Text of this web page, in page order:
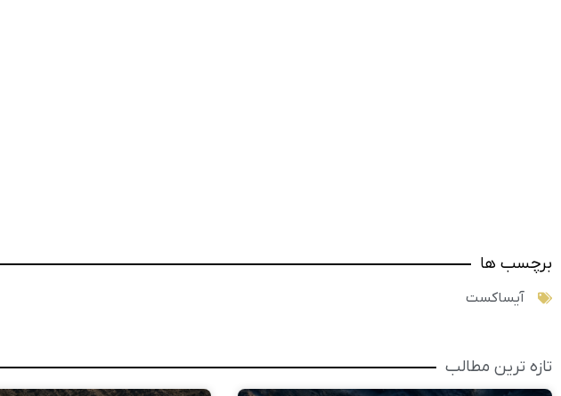
برچسب ها
آیساکست
تازه ترین مطالب